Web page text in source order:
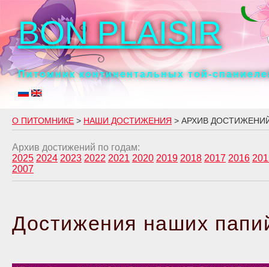
BON PLAISIR
Питомник континентальных той-
О ПИТОМНИКЕ > НАШИ ДОСТИЖЕНИЯ > АРХИВ
Архив достижений по годам:
2025 2024 2023 2022 2021 2020 2019 2018 2017 2016
2007
Достижения наших